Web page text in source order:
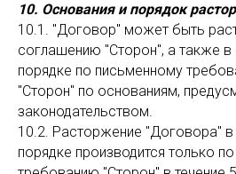
10. Основания и порядок
10.1. "Договор" может быть
соглашению "Сторон", а также
порядке по письменному
"Сторон" по основаниям,
законодательством.
10.2. Расторжение "Договора"
порядке производится только